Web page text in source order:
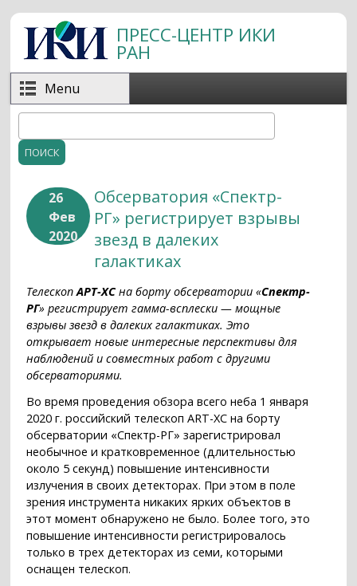
Перейти к основному содержанию
ПРЕСС-ЦЕНТР ИКИ
РАН
Menu
Форма поиска
26
Фев
2020
Обсерватория «Спектр-
РГ» регистрирует взрывы
звезд в далеких
галактиках
ТелескопАРТ-ХСна борту обсерватории «Спектр-
РГ» регистрирует гамма-всплески — мощные
взрывы звезд в далеких галактиках. Это
открывает новые интересные перспективы для
наблюдений и совместных работ с другими
обсерваториями.
Во время проведения обзора всего неба 1 января
2020 г. российский телескоп ART-XC на борту
обсерватории «Спектр-РГ» зарегистрировал
необычное и кратковременное (длительностью
около 5 секунд) повышение интенсивности
излучения в своих детекторах. При этом в поле
зрения инструмента никаких ярких объектов в
этот момент обнаружено не было. Более того, это
повышение интенсивности регистрировалось
только в трех детекторах из семи, которыми
оснащен телескоп.